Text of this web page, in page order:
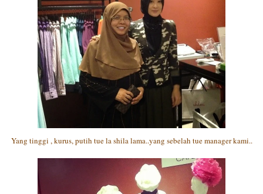
Yang tinggi , kurus, putih tue la shila lama..yang sebelah tue manager kami..